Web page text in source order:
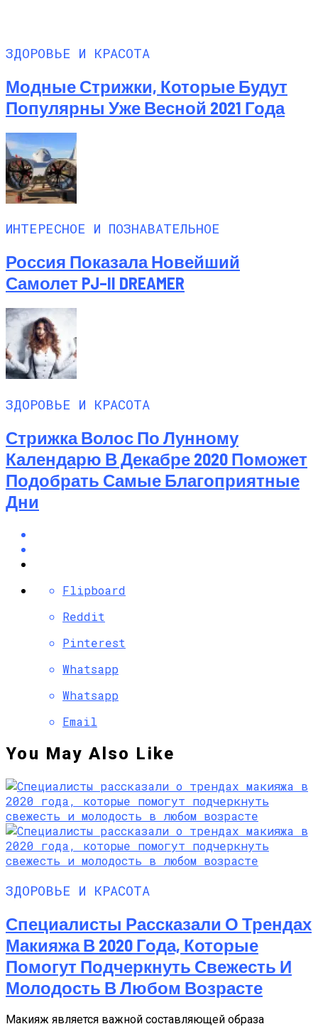
ЗДОРОВЬЕ И КРАСОТА
Модные Стрижки, Которые Будут
Популярны Уже Весной 2021 Года
ИНТЕРЕСНОЕ И ПОЗНАВАТЕЛЬНОЕ
Россия Показала Новейший
Самолет PJ–II DREAMER
ЗДОРОВЬЕ И КРАСОТА
Стрижка Волос По Лунному
Календарю В Декабре 2020 Поможет
Подобрать Самые Благоприятные
Дни
Flipboard
Reddit
Pinterest
Whatsapp
Whatsapp
Email
You May Also Like
ЗДОРОВЬЕ И КРАСОТА
Специалисты Рассказали О Трендах
Макияжа В 2020 Года, Которые
Помогут Подчеркнуть Свежесть И
Молодость В Любом Возрасте
Макияж является важной составляющей образа